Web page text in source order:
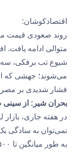
اقتصادکوشان:
روند صعودی قیمت
متوالی ادامه یافت.
شیوع تب برفکی،
فشار شدیدی بر
بحران شیر: از سینی
در هفته جاری، بازار
نمی‌توان به سادگی